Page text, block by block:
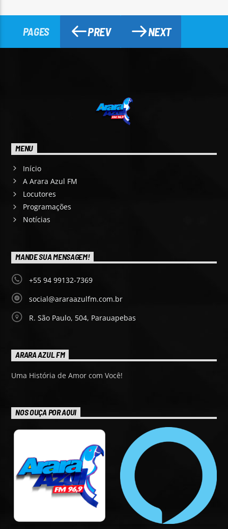
PAGES PREV NEXT
MENU
Início
A Arara Azul FM
Locutores
Programações
Notícias
MANDE SUA MENSAGEM!
+55 94 99132-7369
social@araraazulfm.com.br
R. São Paulo, 504, Parauapebas
ARARA AZUL FM
Uma História de Amor com Você!
NOS OUÇA POR AQUI